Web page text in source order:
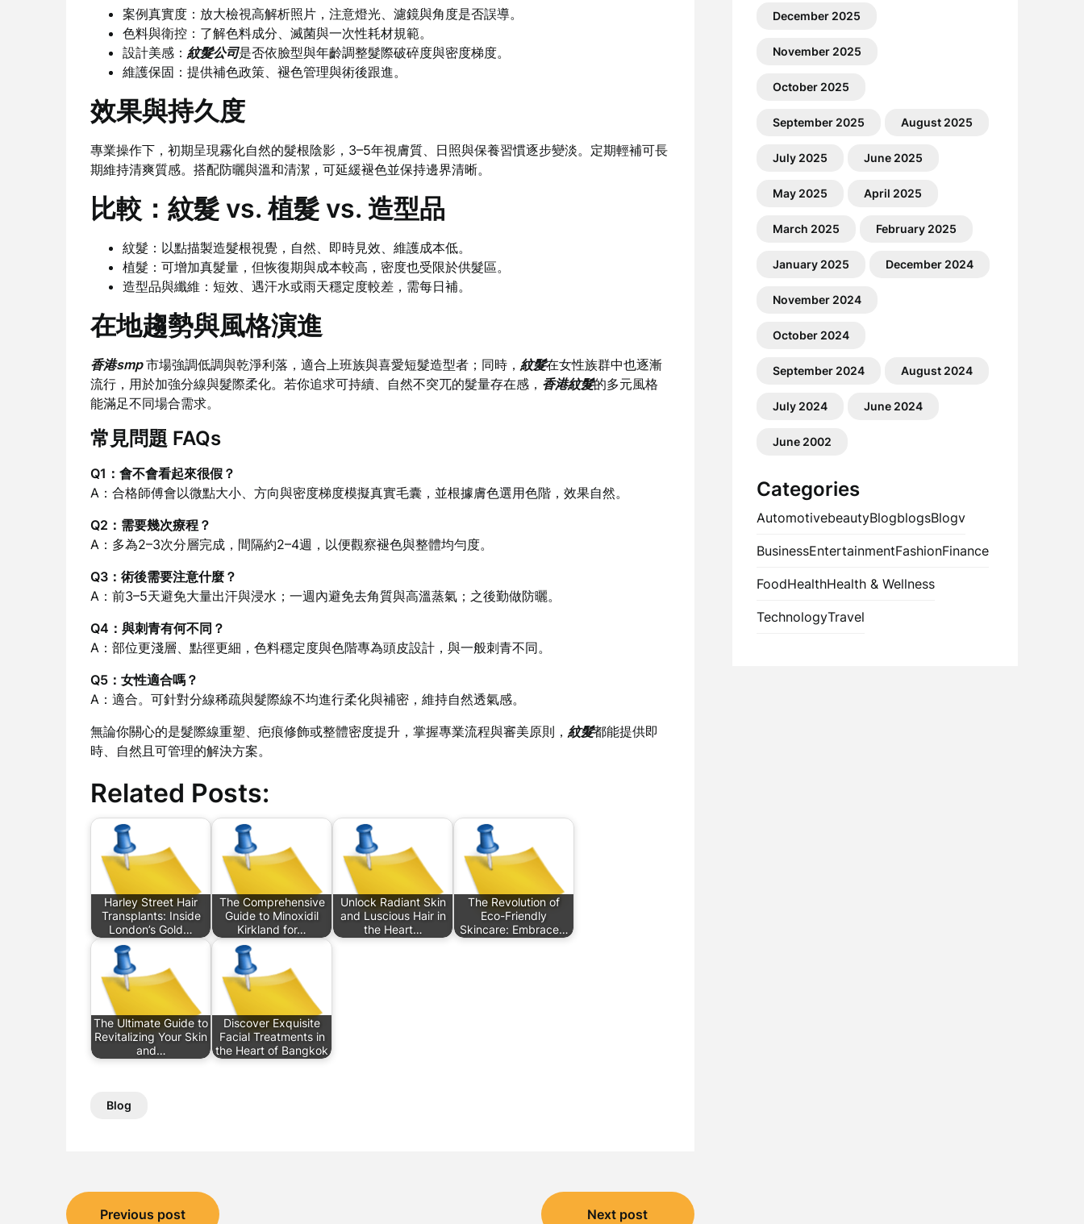
案例真實度：放大檢視高解析照片，注意燈光、濾鏡與角度是否誤導。
色料與衛控：了解色料成分、滅菌與一次性耗材規範。
設計美感： 紋髮公司是否依臉型與年齡調整髮際破碎度與密度梯度。
維護保固：提供補色政策、褪色管理與術後跟進。
效果與持久度
專業操作下，初期呈現霧化自然的髮根陰影，3–5年視膚質、日照與保養習慣逐步變淡。定期輕補可長
期維持清爽質感。搭配防曬與溫和清潔，可延緩褪色並保持邊界清晰。
比較：紋髮 vs. 植髮 vs. 造型品
紋髮：以點描製造髮根視覺，自然、即時見效、維護成本低。
植髮：可增加真髮量，但恢復期與成本較高，密度也受限於供髮區。
造型品與纖維：短效、遇汗水或雨天穩定度較差，需每日補。
在地趨勢與風格演進
香港smp市場強調低調與乾淨利落，適合上班族與喜愛短髮造型者；同時， 紋髮在女性族群中也逐漸
流行，用於加強分線與髮際柔化。若你追求可持續、自然不突兀的髮量存在感， 香港紋髮的多元風格
能滿足不同場合需求。
常見問題 FAQs
Q1：會不會看起來很假？
A：合格師傅會以微點大小、方向與密度梯度模擬真實毛囊，並根據膚色選用色階，效果自然。
Q2：需要幾次療程？
A：多為2–3次分層完成，間隔約2–4週，以便觀察褪色與整體均勻度。
Q3：術後需要注意什麼？
A：前3–5天避免大量出汗與浸水；一週內避免去角質與高溫蒸氣；之後勤做防曬。
Q4：與刺青有何不同？
A：部位更淺層、點徑更細，色料穩定度與色階專為頭皮設計，與一般刺青不同。
Q5：女性適合嗎？
A：適合。可針對分線稀疏與髮際線不均進行柔化與補密，維持自然透氣感。
無論你關心的是髮際線重塑、疤痕修飾或整體密度提升，掌握專業流程與審美原則， 紋髮都能提供即
時、自然且可管理的解決方案。
Related Posts:
Harley Street Hair
Transplants: Inside
London’s Gold…
The Comprehensive
Guide to Minoxidil
Kirkland for…
Unlock Radiant Skin
and Luscious Hair in
the Heart…
The Revolution of
Eco-Friendly
Skincare: Embrace…
The Ultimate Guide to
Revitalizing Your Skin
and…
Discover Exquisite
Facial Treatments in
the Heart of Bangkok
Blog
PostPrevious post Next post
December 2025
November 2025
October 2025
September 2025 August 2025
July 2025 June 2025
May 2025 April 2025
March 2025 February 2025
January 2025 December 2024
November 2024
October 2024
September 2024 August 2024
July 2024 June 2024
June 2002
Categories
AutomotivebeautyBlogblogsBlogv
BusinessEntertainmentFashionFinance
FoodHealthHealth & Wellness
TechnologyTravel